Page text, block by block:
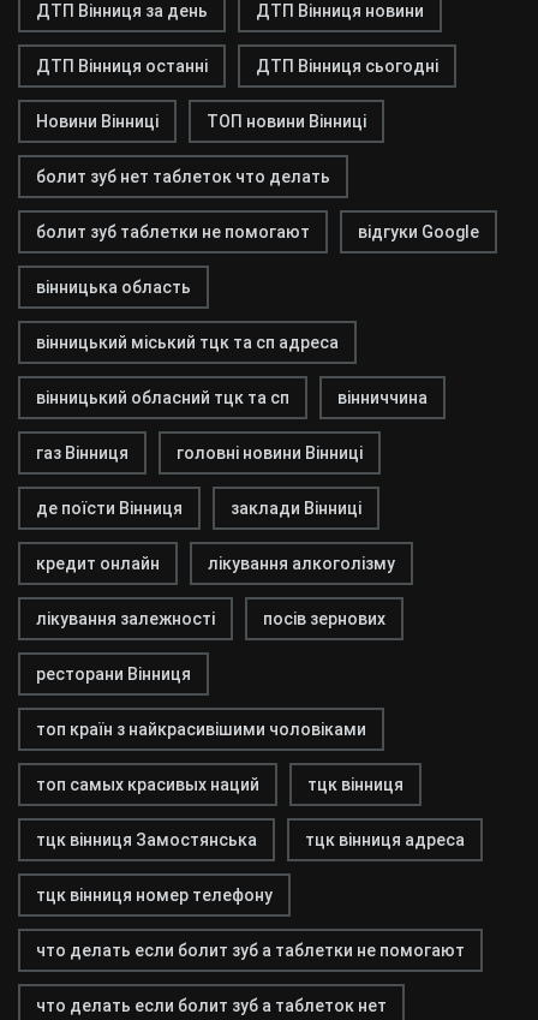
ДТП Вінниця за день ДТП Вінниця новини
ДТП Вінниця останні ДТП Вінниця сьогодні
Новини Вінниці ТОП новини Вінниці
болит зуб нет таблеток что делать
болит зуб таблетки не помогают відгуки Google
вінницька область
вінницький міський тцк та сп адреса
вінницький обласний тцк та сп вінниччина
газ Вінниця головні новини Вінниці
де поїсти Вінниця заклади Вінниці
кредит онлайн лікування алкоголізму
лікування залежності посів зернових
ресторани Вінниця
топ країн з найкрасивішими чоловіками
топ самых красивых наций тцк вінниця
тцк вінниця Замостянська тцк вінниця адреса
тцк вінниця номер телефону
что делать если болит зуб а таблетки не помогают
что делать если болит зуб а таблеток нет